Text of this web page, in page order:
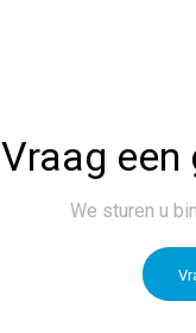
Vraag
We sturen u